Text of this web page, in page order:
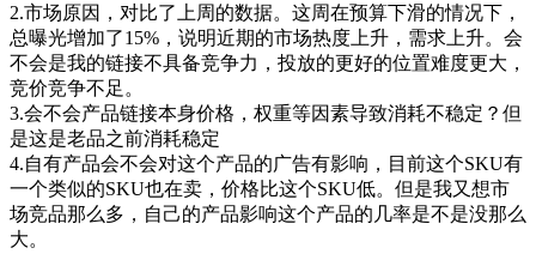
2.市场原因，对比了上周的数据。这周在预算下滑的情况下，
总曝光增加了15%，说明近期的市场热度上升，需求上升。会
不会是我的链接不具备竞争力，投放的更好的位置难度更大，
竞价竞争不足。
3.会不会产品链接本身价格，权重等因素导致消耗不稳定？但
是这是老品之前消耗稳定
4.自有产品会不会对这个产品的广告有影响，目前这个SKU有
一个类似的SKU也在卖，价格比这个SKU低。但是我又想市
场竞品那么多，自己的产品影响这个产品的几率是不是没那么
大。